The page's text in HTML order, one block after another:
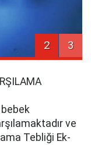
2 3
ve
Tebliği Ek-